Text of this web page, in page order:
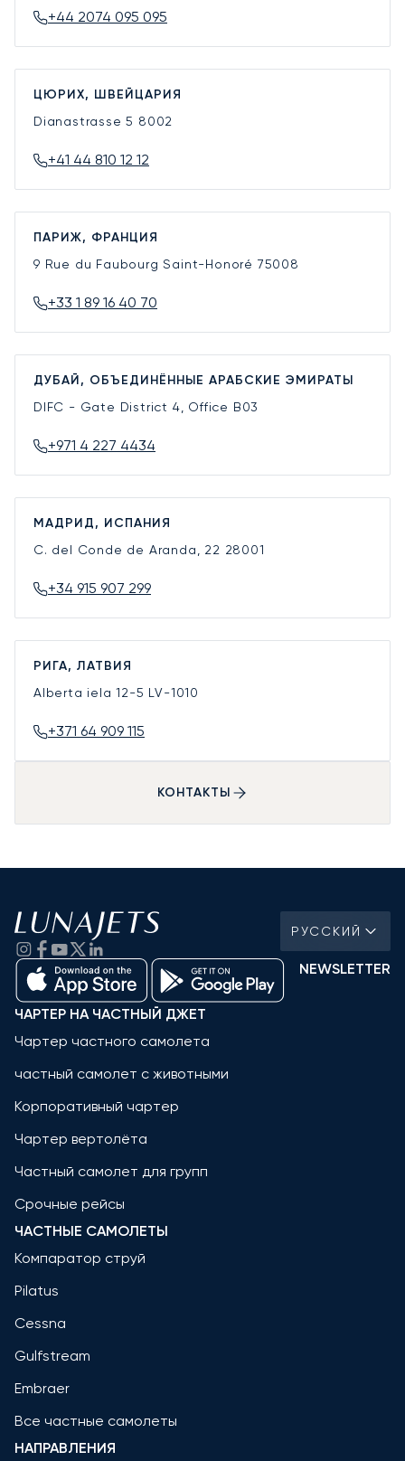
+44 2074 095 095
ЦЮРИХ, ШВЕЙЦАРИЯ
Dianastrasse 5 8002
+41 44 810 12 12
ПАРИЖ, ФРАНЦИЯ
9 Rue du Faubourg Saint-Honoré 75008
+33 1 89 16 40 70
ДУБАЙ, ОБЪЕДИНЁННЫЕ АРАБСКИЕ ЭМИРАТЫ
DIFC - Gate District 4, Office B03
+971 4 227 4434
МАДРИД, ИСПАНИЯ
C. del Conde de Aranda, 22 28001
+34 915 907 299
РИГА, ЛАТВИЯ
Alberta iela 12-5 LV-1010
+371 64 909 115
КОНТАКТЫ
РУССКИЙ
NEWSLETTER
ЧАРТЕР НА ЧАСТНЫЙ ДЖЕТ
Чартер частного самолета
частный самолет с животными
Корпоративный чартер
Чартер вертолёта
Частный самолет для групп
Срочные рейсы
ЧАСТНЫЕ САМОЛЕТЫ
Компаратор струй
Pilatus
Cessna
Gulfstream
Embraer
Все частные самолеты
НАПРАВЛЕНИЯ